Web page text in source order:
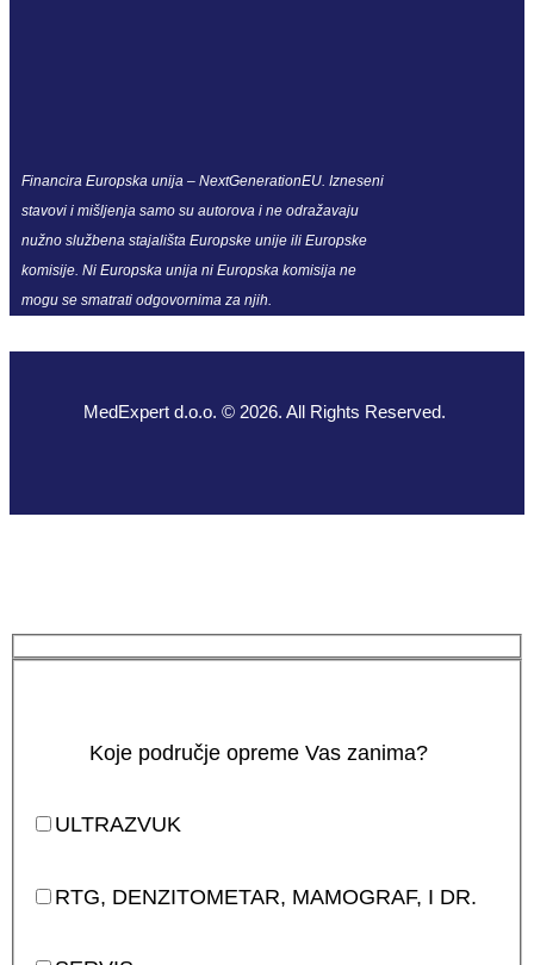
Financira Europska unija – NextGenerationEU. Izneseni
stavovi i mišljenja samo su autorova i ne odražavaju
nužno službena stajališta Europske unije ili Europske
komisije. Ni Europska unija ni Europska komisija ne
mogu se smatrati odgovornima za njih.
MedExpert d.o.o. © 2026. All Rights Reserved.
Koje područje opreme Vas zanima?
ULTRAZVUK
RTG, DENZITOMETAR, MAMOGRAF, I DR.